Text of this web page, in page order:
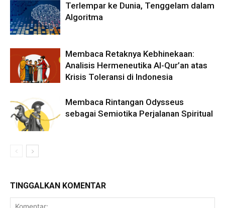
Terlempar ke Dunia, Tenggelam dalam
Algoritma
Membaca Retaknya Kebhinekaan:
Analisis Hermeneutika Al-Qur’an atas
Krisis Toleransi di Indonesia
Membaca Rintangan Odysseus
sebagai Semiotika Perjalanan Spiritual
TINGGALKAN KOMENTAR